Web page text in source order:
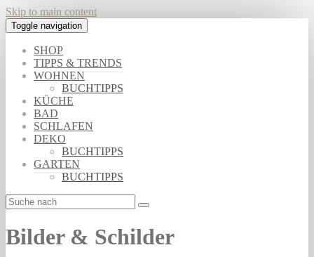
Skip to main content
Toggle navigation
SHOP
TIPPS & TRENDS
WOHNEN
BUCHTIPPS
KÜCHE
BAD
SCHLAFEN
DEKO
BUCHTIPPS
GARTEN
BUCHTIPPS
Bilder & Schilder